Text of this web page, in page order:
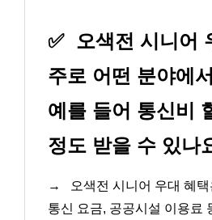
✅ 오색전 시니어
주로 어떤 분야에
예를 들어 통신비
정도 받을 수 있나
→
오색전 시니어 우대 혜
통신 요금, 공공시설 이용료